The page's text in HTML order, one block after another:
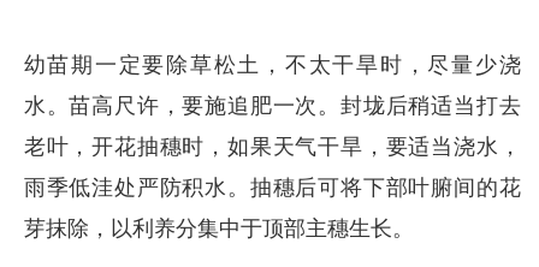
幼苗期一定要除草松土，不太干旱时，尽量少浇
水。苗高尺许，要施追肥一次。封垅后稍适当打去
老叶，开花抽穗时，如果天气干旱，要适当浇水，
雨季低洼处严防积水。抽穗后可将下部叶腑间的花
芽抹除，以利养分集中于顶部主穗生长。